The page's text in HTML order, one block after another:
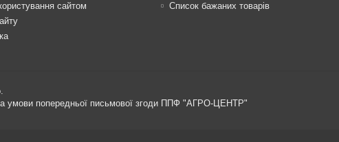
сайтом
Список бажаних товарів
умови попередньої письмової згоди ППФ "АГРО-ЦЕНТР"